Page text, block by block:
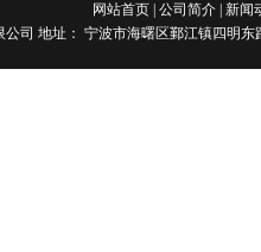
网站首页 公司简介 新闻
司 地址： 宁波市海曙区鄞江镇四明东